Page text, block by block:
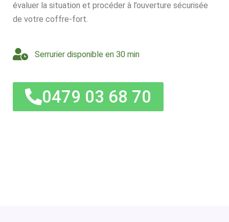
évaluer la situation et procéder à l’ouverture sécurisée
de votre coffre-fort.
Serrurier disponible en 30 min
0479 03 68 70